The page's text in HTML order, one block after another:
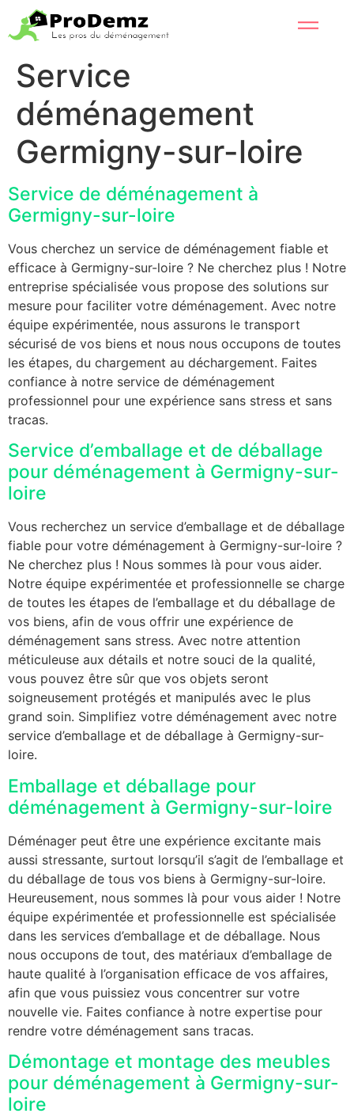
Service
déménagement
Germigny-sur-loire
Service de déménagement à
Germigny-sur-loire
Vous cherchez un service de déménagement fiable et
efficace à Germigny-sur-loire ? Ne cherchez plus ! Notre
entreprise spécialisée vous propose des solutions sur
mesure pour faciliter votre déménagement. Avec notre
équipe expérimentée, nous assurons le transport
sécurisé de vos biens et nous nous occupons de toutes
les étapes, du chargement au déchargement. Faites
confiance à notre service de déménagement
professionnel pour une expérience sans stress et sans
tracas.
Service d’emballage et de déballage
pour déménagement à Germigny-sur-
loire
Vous recherchez un service d’emballage et de déballage
fiable pour votre déménagement à Germigny-sur-loire ?
Ne cherchez plus ! Nous sommes là pour vous aider.
Notre équipe expérimentée et professionnelle se charge
de toutes les étapes de l’emballage et du déballage de
vos biens, afin de vous offrir une expérience de
déménagement sans stress. Avec notre attention
méticuleuse aux détails et notre souci de la qualité,
vous pouvez être sûr que vos objets seront
soigneusement protégés et manipulés avec le plus
grand soin. Simplifiez votre déménagement avec notre
service d’emballage et de déballage à Germigny-sur-
loire.
Emballage et déballage pour
déménagement à Germigny-sur-loire
Déménager peut être une expérience excitante mais
aussi stressante, surtout lorsqu’il s’agit de l’emballage et
du déballage de tous vos biens à Germigny-sur-loire.
Heureusement, nous sommes là pour vous aider ! Notre
équipe expérimentée et professionnelle est spécialisée
dans les services d’emballage et de déballage. Nous
nous occupons de tout, des matériaux d’emballage de
haute qualité à l’organisation efficace de vos affaires,
afin que vous puissiez vous concentrer sur votre
nouvelle vie. Faites confiance à notre expertise pour
rendre votre déménagement sans tracas.
Démontage et montage des meubles
pour déménagement à Germigny-sur-
loire